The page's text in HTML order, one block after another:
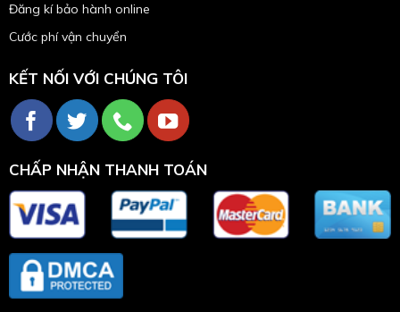
Đăng kí bảo hành online
Cước phí vận chuyển
KẾT NỐI VỚI CHÚNG TÔI
CHẤP NHẬN THANH TOÁN